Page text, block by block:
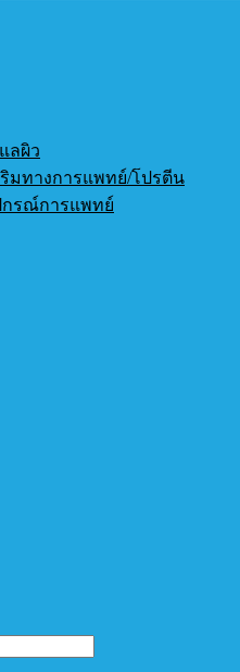
ลผิว
ริมทางการแพทย์/โปรตีน
ปกรณ์การแพทย์